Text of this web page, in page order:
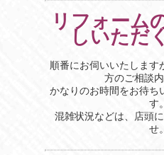
リフォーム
しいただ
順番にお伺いいたしま
方のご相談内
かなりのお時間をお待ち
す。
混雑状況などは、店頭
せ。